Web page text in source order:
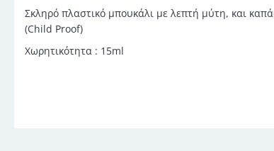
Σκληρό πλαστικό μπουκάλι με λεπτή μύτη, και
(Child Proof)
Χωρητικότητα : 15ml